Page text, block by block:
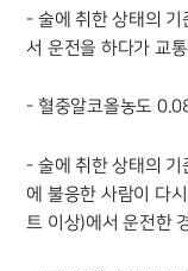
- 술에 취한 상태의
서 운전을 하다가 교
- 혈중알코올농도
- 술에 취한 상태의 기
에 불응한 사람이 다
트 이상)에서 운전한